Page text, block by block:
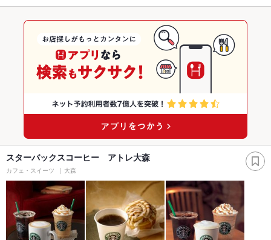
スターバックスコーヒー アトレ大森
カフェ・スイーツ 大森